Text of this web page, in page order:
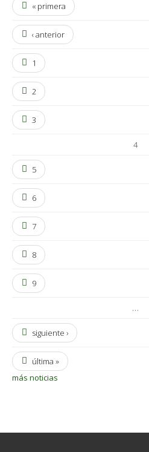
« primera
‹ anterior
1
2
3
4
5
6
7
8
9
…
siguiente ›
última »
más noticias